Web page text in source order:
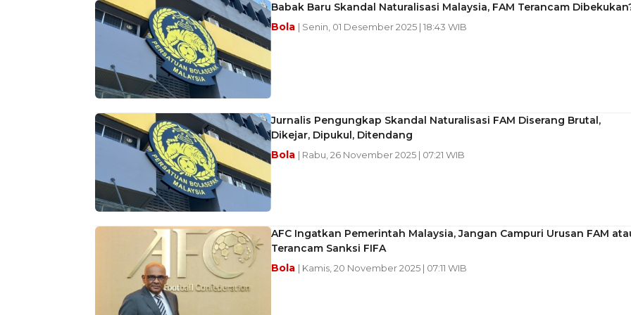
Babak Baru Skandal Naturalisasi Malaysia, FAM Terancam
Bola | Senin, 01 Desember 2025 | 18:43 WIB
Jurnalis Pengungkap Skandal Naturalisasi FAM Diserang Brutal,
Dikejar, Dipukul, Ditendang
Bola | Rabu, 26 November 2025 | 07:21 WIB
AFC Ingatkan Pemerintah Malaysia, Jangan Campuri Urusan FAM
Terancam Sanksi FIFA
Bola | Kamis, 20 November 2025 | 07:11 WIB